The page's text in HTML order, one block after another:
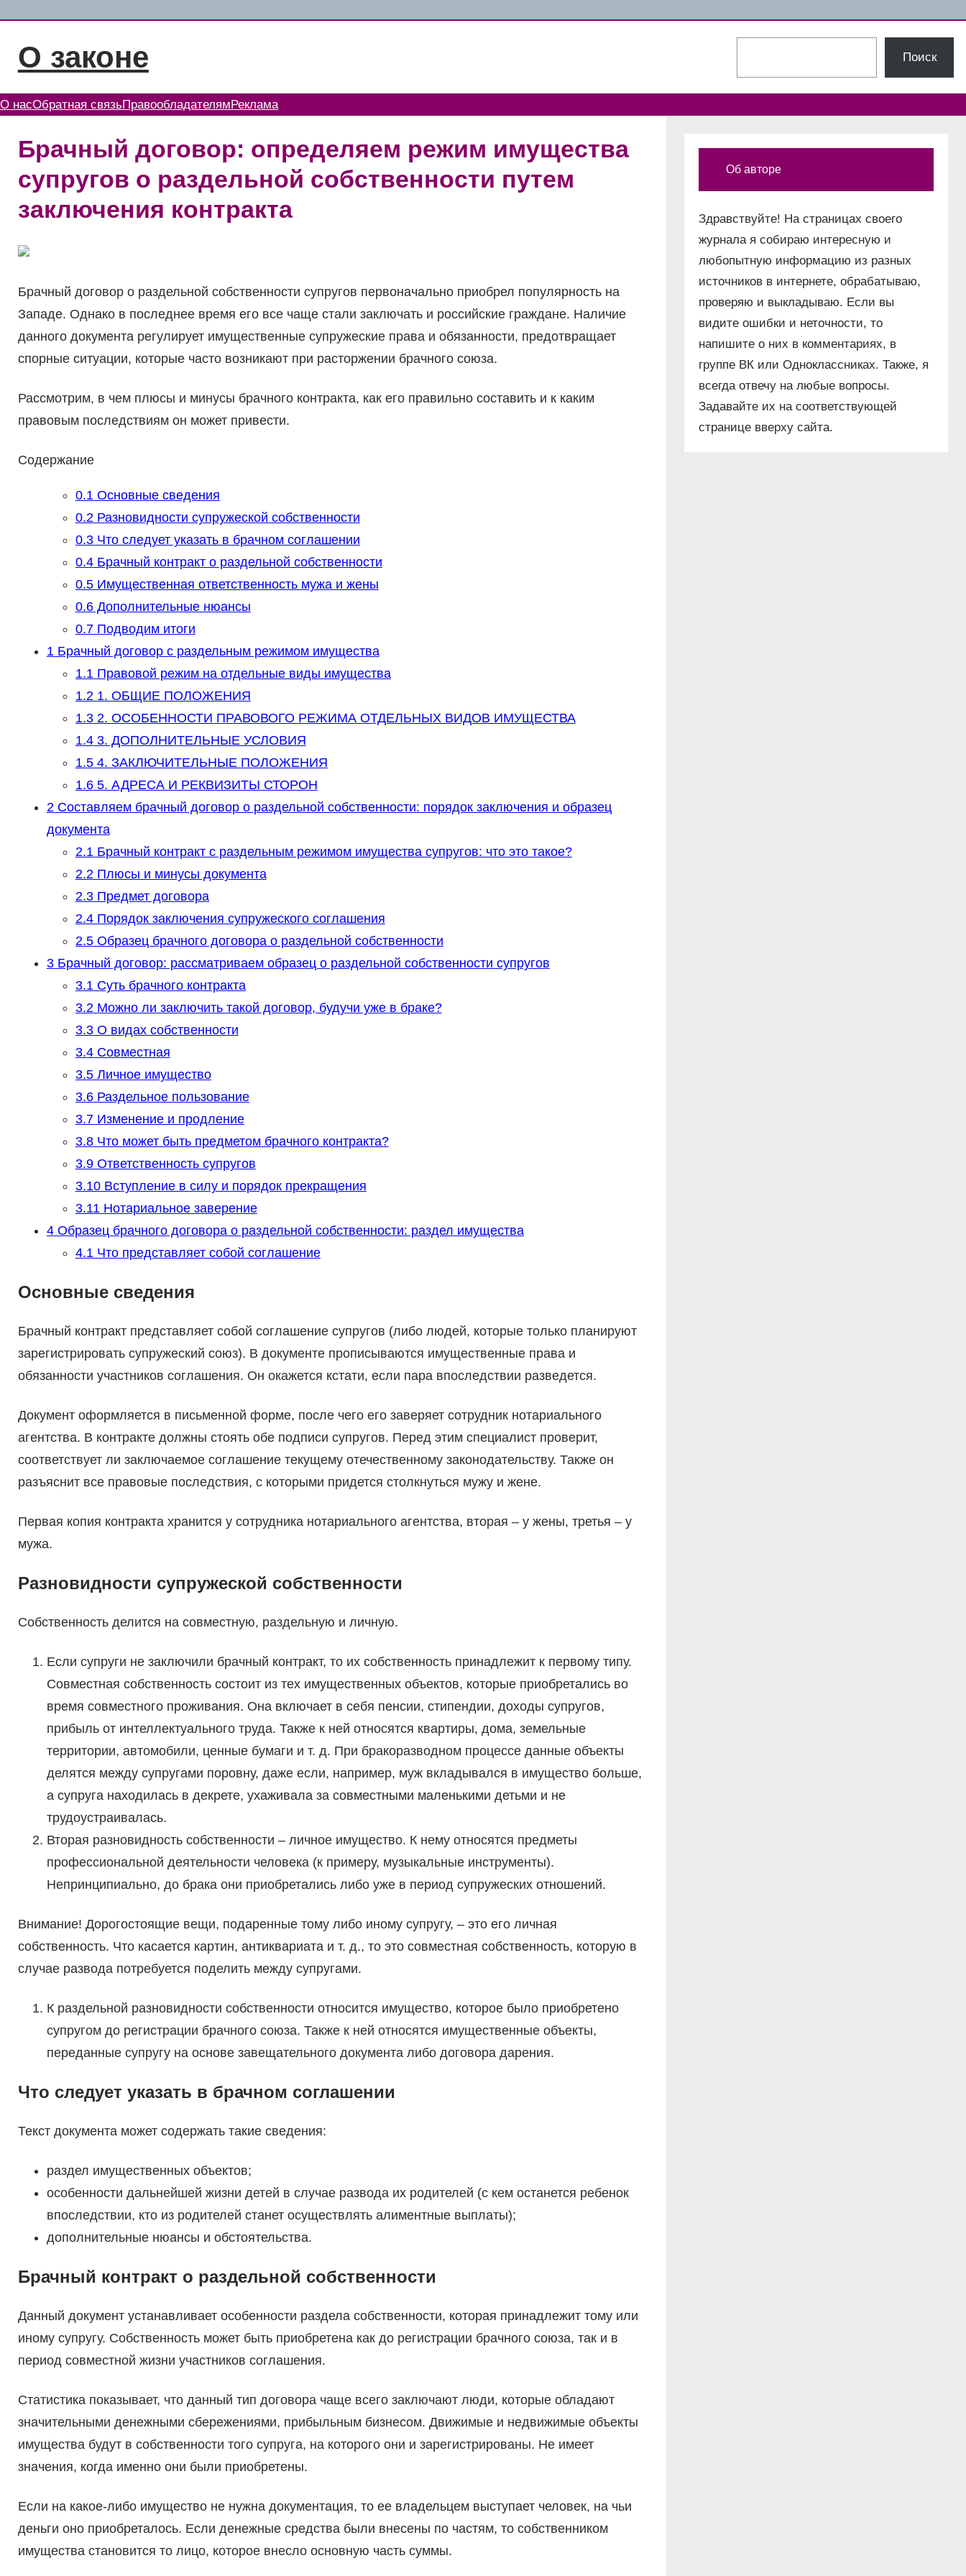
содержимому
О законе Поиск
О насОбратная связьПравообладателям Реклама
Брачный договор: определяем режим имущества
супругов о раздельной собственности путем
заключения контракта
Брачный договор о раздельной собственности супругов первоначально приобрел популярность на
Западе. Однако в последнее время его все чаще стали заключать и российские граждане. Наличие
данного документа регулирует имущественные супружеские права и обязанности, предотвращает
спорные ситуации, которые часто возникают при расторжении брачного союза.
Рассмотрим, в чем плюсы и минусы брачного контракта, как его правильно составить и к каким
правовым последствиям он может привести.
Содержание
0.1Основные сведения
0.2Разновидности супружеской собственности
0.3Что следует указать в брачном соглашении
0.4Брачный контракт о раздельной собственности
0.5Имущественная ответственность мужа и жены
0.6Дополнительные нюансы
0.7Подводим итоги
1Брачный договор с раздельным режимом имущества
1.1Правовой режим на отдельные виды имущества
1.21. ОБЩИЕ ПОЛОЖЕНИЯ
1.32. ОСОБЕННОСТИ ПРАВОВОГО РЕЖИМА ОТДЕЛЬНЫХ ВИДОВ ИМУЩЕСТВА
1.43. ДОПОЛНИТЕЛЬНЫЕ УСЛОВИЯ
1.54. ЗАКЛЮЧИТЕЛЬНЫЕ ПОЛОЖЕНИЯ
1.65. АДРЕСА И РЕКВИЗИТЫ СТОРОН
2Составляем брачный договор о раздельной собственности: порядок заключения и образец
документа
2.1Брачный контракт с раздельным режимом имущества супругов: что это такое?
2.2Плюсы и минусы документа
2.3Предмет договора
2.4Порядок заключения супружеского соглашения
2.5Образец брачного договора о раздельной собственности
3Брачный договор: рассматриваем образец о раздельной собственности супругов
3.1Суть брачного контракта
3.2Можно ли заключить такой договор, будучи уже в браке?
3.3О видах собственности
3.4Совместная
3.5Личное имущество
3.6Раздельное пользование
3.7Изменение и продление
3.8Что может быть предметом брачного контракта?
3.9Ответственность супругов
3.10Вступление в силу и порядок прекращения
3.11Нотариальное заверение
4Образец брачного договора о раздельной собственности: раздел имущества
4.1Что представляет собой соглашение
Основные сведения
Брачный контракт представляет собой соглашение супругов (либо людей, которые только планируют
зарегистрировать супружеский союз). В документе прописываются имущественные права и
обязанности участников соглашения. Он окажется кстати, если пара впоследствии разведется.
Документ оформляется в письменной форме, после чего его заверяет сотрудник нотариального
агентства. В контракте должны стоять обе подписи супругов. Перед этим специалист проверит,
соответствует ли заключаемое соглашение текущему отечественному законодательству. Также он
разъяснит все правовые последствия, с которыми придется столкнуться мужу и жене.
Первая копия контракта хранится у сотрудника нотариального агентства, вторая – у жены, третья – у
мужа.
Разновидности супружеской собственности
Собственность делится на совместную, раздельную и личную.
Если супруги не заключили брачный контракт, то их собственность принадлежит к первому типу.
Совместная собственность состоит из тех имущественных объектов, которые приобретались во
время совместного проживания. Она включает в себя пенсии, стипендии, доходы супругов,
прибыль от интеллектуального труда. Также к ней относятся квартиры, дома, земельные
территории, автомобили, ценные бумаги и т. д. При бракоразводном процессе данные объекты
делятся между супругами поровну, даже если, например, муж вкладывался в имущество больше,
а супруга находилась в декрете, ухаживала за совместными маленькими детьми и не
трудоустраивалась.
Вторая разновидность собственности – личное имущество. К нему относятся предметы
профессиональной деятельности человека (к примеру, музыкальные инструменты).
Непринципиально, до брака они приобретались либо уже в период супружеских отношений.
Внимание! Дорогостоящие вещи, подаренные тому либо иному супругу, – это его личная
собственность. Что касается картин, антиквариата и т. д., то это совместная собственность, которую в
случае развода потребуется поделить между супругами.
К раздельной разновидности собственности относится имущество, которое было приобретено
супругом до регистрации брачного союза. Также к ней относятся имущественные объекты,
переданные супругу на основе завещательного документа либо договора дарения.
Что следует указать в брачном соглашении
Текст документа может содержать такие сведения:
раздел имущественных объектов;
особенности дальнейшей жизни детей в случае развода их родителей (с кем останется ребенок
впоследствии, кто из родителей станет осуществлять алиментные выплаты);
дополнительные нюансы и обстоятельства.
Брачный контракт о раздельной собственности
Данный документ устанавливает особенности раздела собственности, которая принадлежит тому или
иному супругу. Собственность может быть приобретена как до регистрации брачного союза, так и в
период совместной жизни участников соглашения.
Статистика показывает, что данный тип договора чаще всего заключают люди, которые обладают
значительными денежными сбережениями, прибыльным бизнесом. Движимые и недвижимые объекты
имущества будут в собственности того супруга, на которого они и зарегистрированы. Не имеет
значения, когда именно они были приобретены.
Если на какое-либо имущество не нужна документация, то ее владельцем выступает человек, на чьи
деньги оно приобреталось. Если денежные средства были внесены по частям, то собственником
имущества становится то лицо, которое внесло основную часть суммы.
Об авторе
Здравствуйте! На страницах своего
журнала я собираю интересную и
любопытную информацию из разных
источников в интернете, обрабатываю,
проверяю и выкладываю. Если вы
видите ошибки и неточности, то
напишите о них в комментариях, в
группе ВК или Одноклассниках. Также, я
всегда отвечу на любые вопросы.
Задавайте их на соответствующей
странице вверху сайта.